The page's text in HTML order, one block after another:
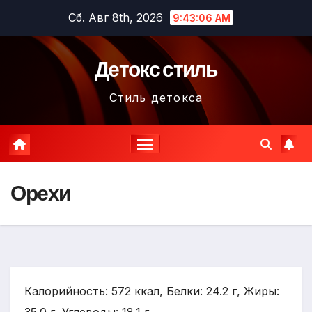
содержимому
Сб. Авг 8th, 2026 9:43:07 AM
Детокс стиль
Стиль детокса
Орехи
Калорийность: 572 ккал, Белки: 24.2 г, Жиры: